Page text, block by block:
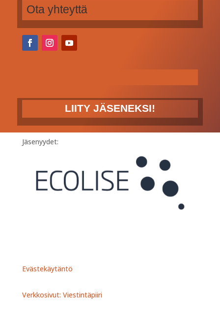
Ota yhteyttä
LIITY JÄSENEKSI!
Jäsenyydet:
Evästekäytäntö
Verkkosivut: Viestintäpiiri